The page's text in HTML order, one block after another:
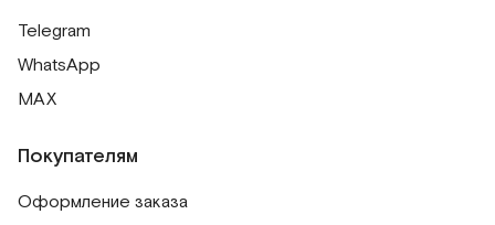
Telegram
WhatsApp
MAX
Покупателям
Оформление заказа